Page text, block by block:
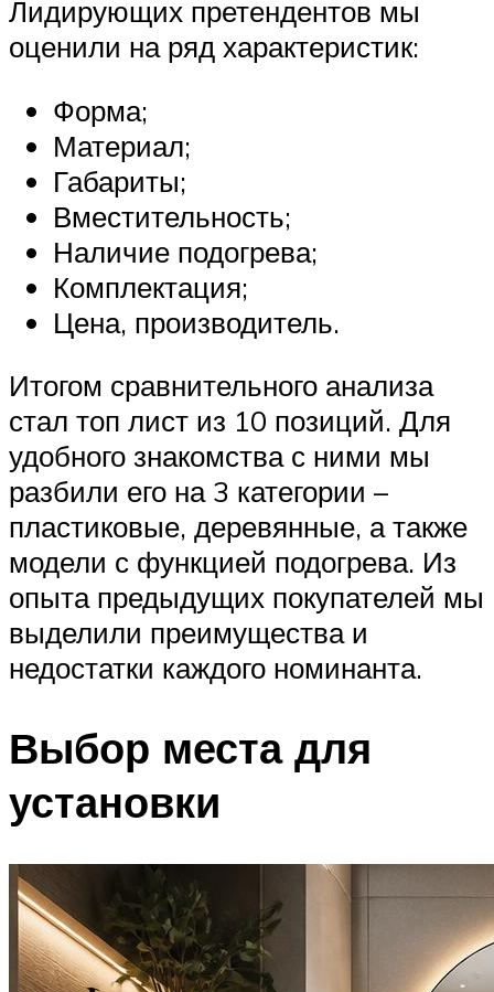
Лидирующих претендентов мы
оценили на ряд характеристик:
Форма;
Материал;
Габариты;
Вместительность;
Наличие подогрева;
Комплектация;
Цена, производитель.
Итогом сравнительного анализа
стал топ лист из 10 позиций. Для
удобного знакомства с ними мы
разбили его на 3 категории –
пластиковые, деревянные, а также
модели с функцией подогрева. Из
опыта предыдущих покупателей мы
выделили преимущества и
недостатки каждого номинанта.
Выбор места для
установки